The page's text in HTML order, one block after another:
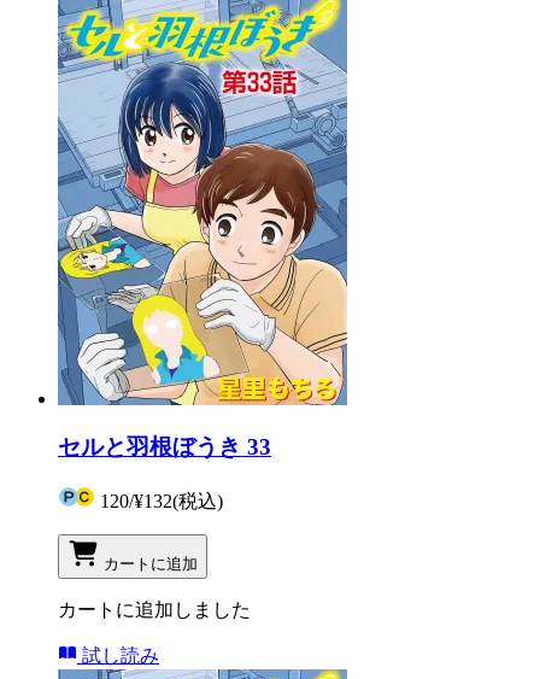
セルと羽根ぼうき 33
120/¥132(税込)
カートに追加
カートに追加しました
試し読み